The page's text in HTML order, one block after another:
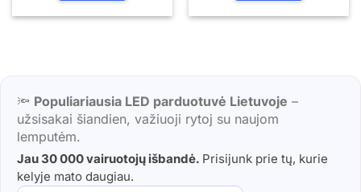
🔦 Populiariausia LED parduotuvė Lietuvoje –
užsisakai šiandien, važiuoji rytoj su naujom
lemputėm.
Jau 30 000 vairuotojų išbandė. Prisijunk prie tų, kurie
kelyje mato daugiau.